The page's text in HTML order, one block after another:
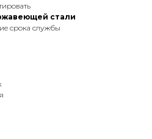
стали
срока службы